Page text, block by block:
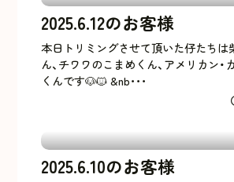
2025.6.12のお客様
本日トリミングさせて頂いた仔たちは
ん、チワワのこまめくん、アメリカン・
くんです🐶🐱 &nb･･･
2025.6.10のお客様